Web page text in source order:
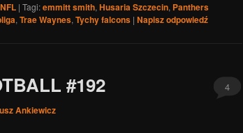
| Tagi:emmitt smith,Husaria Szczecin, Panthers
,Trae Waynes,Tychy falcons | Napisz odpowiedź
#192
Ankiewicz
4